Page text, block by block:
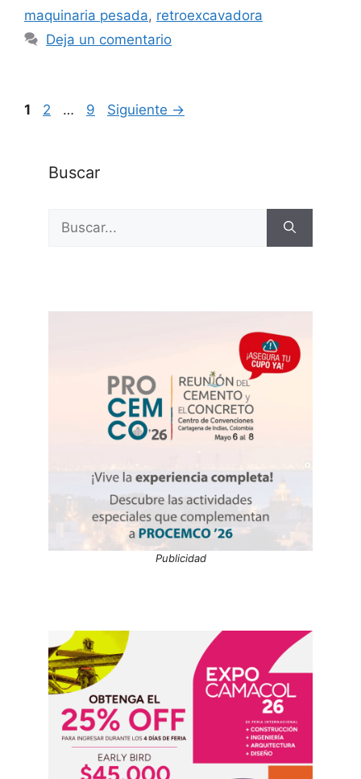
maquinaria pesada, retroexcavadora
Deja un comentario
Página
1 Página
2 … Página
9 Siguiente →
Buscar
Publicidad